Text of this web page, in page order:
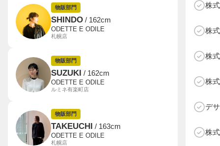
株
株
株
株
デ
株
物販部門
SHINDO / 162cm
ODETTE E ODILE
札幌店
物販部門
SUZUKI / 162cm
ODETTE E ODILE
ルミネ有楽町店
物販部門
TAKEUCHI / 163cm
ODETTE E ODILE
札幌店